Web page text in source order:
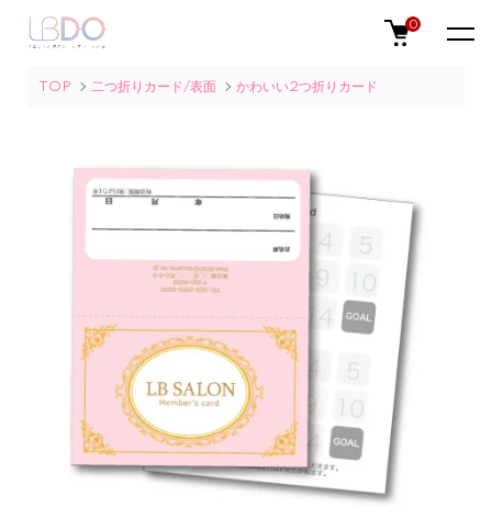
0
TOP 二つ折りカード/表面 かわいい2つ折りカード